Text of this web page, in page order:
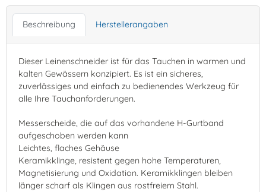
Beschreibung Herstellerangaben
Dieser Leinenschneider ist für das Tauchen in warmen und
kalten Gewässern konzipiert. Es ist ein sicheres,
zuverlässiges und einfach zu bedienendes Werkzeug für
alle Ihre Tauchanforderungen.
Messerscheide, die auf das vorhandene H-Gurtband
aufgeschoben werden kann
Leichtes, flaches Gehäuse
Keramikklinge, resistent gegen hohe Temperaturen,
Magnetisierung und Oxidation. Keramikklingen bleiben
länger scharf als Klingen aus rostfreiem Stahl.